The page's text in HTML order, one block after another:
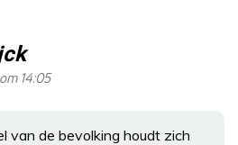
14:05
van de bevolking houdt zich